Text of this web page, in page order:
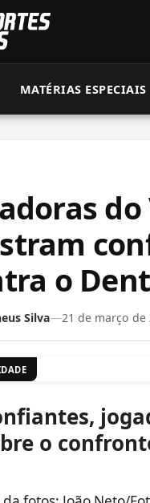
MATÉRIAS ESPECIAIS
o
Silva—21 de março de
o